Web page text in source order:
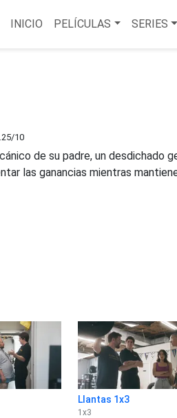
INICIO PELÍCULAS SERIES
/10
de su padre, un desdichado
las ganancias mientras
Llantas 1x3
1 x3